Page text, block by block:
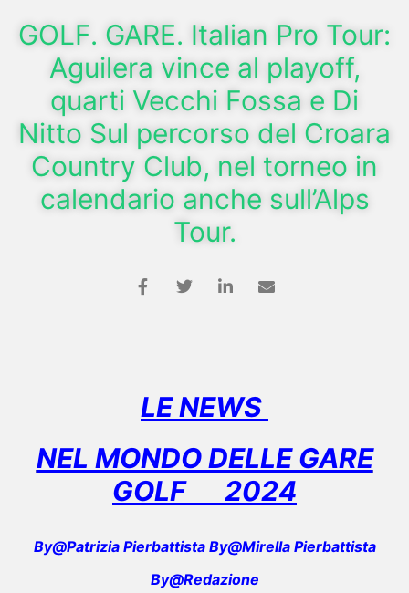
GOLF. GARE. Italian Pro Tour:
Aguilera vince al playoff,
quarti Vecchi Fossa e Di
Nitto Sul percorso del Croara
Country Club, nel torneo in
calendario anche sull’Alps
Tour.
LE NEWS
NEL MONDO DELLE GARE
GOLF
2024
By@Patrizia Pierbattista By@Mirella Pierbattista
By@Redazione